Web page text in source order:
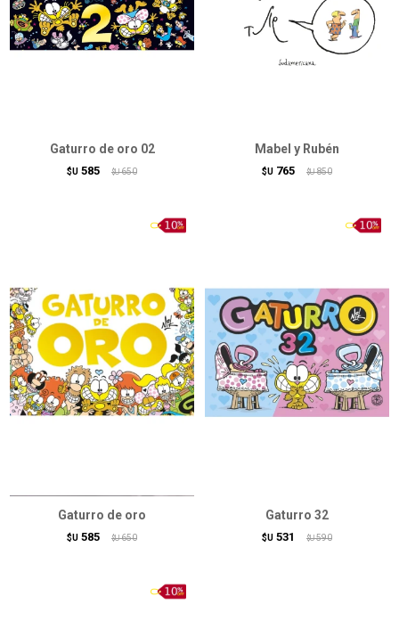
Gaturro de oro 02
$U 585 $U 650
Mabel y Rubén
$U 765 $U 850
Gaturro de oro
$U 585 $U 650
Gaturro 32
$U 531 $U 590